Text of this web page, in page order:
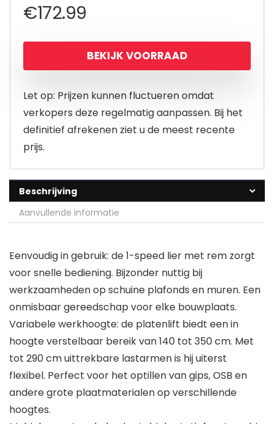
€172.99
BEKIJK VOORRAAD
Let op: Prijzen kunnen fluctueren omdat
verkopers deze regelmatig aanpassen. Bij het
definitief afrekenen ziet u de meest recente
prijs.
Beschrijving
Aanvullende informatie
Eenvoudig in gebruik: de 1-speed lier met rem zorgt
voor snelle bediening. Bijzonder nuttig bij
werkzaamheden op schuine plafonds en muren. Een
onmisbaar gereedschap voor elke bouwplaats.
Variabele werkhoogte: de platenlift biedt een in
hoogte verstelbaar bereik van 140 tot 350 cm. Met
tot 290 cm uittrekbare lastarmen is hij uiterst
flexibel. Perfect voor het optillen van gips, OSB en
andere grote plaatmaterialen op verschillende
hoogtes.